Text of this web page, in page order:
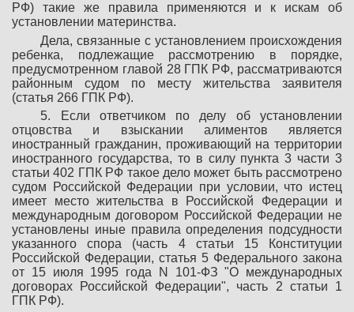
РФ) такие же правила применяются и к искам об
установлении материнства.
Дела, связанные с установлением происхождения
ребенка, подлежащие рассмотрению в порядке,
предусмотренном главой 28 ГПК РФ, рассматриваются
районным судом по месту жительства заявителя
(статья 266 ГПК РФ).
5. Если ответчиком по делу об установлении
отцовства и взыскании алиментов является
иностранный гражданин, проживающий на территории
иностранного государства, то в силу пункта 3 части 3
статьи 402 ГПК РФ такое дело может быть рассмотрено
судом Российской Федерации при условии, что истец
имеет место жительства в Российской Федерации и
международным договором Российской Федерации не
установлены иные правила определения подсудности
указанного спора (часть 4 статьи 15 Конституции
Российской Федерации, статья 5 Федерального закона
от 15 июля 1995 года N 101-ФЗ "О международных
договорах Российской Федерации", часть 2 статьи 1
ГПК РФ).